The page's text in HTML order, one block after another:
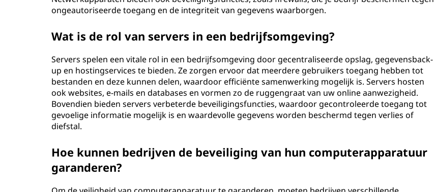
ongeautoriseerde toegang en de integriteit van gegevens waarborgen.
Wat is de rol van servers in een bedrijfsomgeving?
Servers spelen een vitale rol in een bedrijfsomgeving door gecentraliseerde opslag, gegevensback-
up en hostingservices te bieden. Ze zorgen ervoor dat meerdere gebruikers toegang hebben tot
bestanden en deze kunnen delen, waardoor efficiënte samenwerking mogelijk is. Servers hosten
ook websites, e-mails en databases en vormen zo de ruggengraat van uw online aanwezigheid.
Bovendien bieden servers verbeterde beveiligingsfuncties, waardoor gecontroleerde toegang tot
gevoelige informatie mogelijk is en waardevolle gegevens worden beschermd tegen verlies of
diefstal.
Hoe kunnen bedrijven de beveiliging van hun computerapparatuur
garanderen?